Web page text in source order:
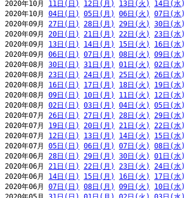
2020年10月 11日(日) 12日(月) 13日(火) 14日(水)
2020年10月 04日(日) 05日(月) 06日(火) 07日(水)
2020年09月 27日(日) 28日(月) 29日(火) 30日(水)
2020年09月 20日(日) 21日(月) 22日(火) 23日(水)
2020年09月 13日(日) 14日(月) 15日(火) 16日(水)
2020年09月 06日(日) 07日(月) 08日(火) 09日(水)
2020年08月 30日(日) 31日(月) 01日(火) 02日(水)
2020年08月 23日(日) 24日(月) 25日(火) 26日(水)
2020年08月 16日(日) 17日(月) 18日(火) 19日(水)
2020年08月 09日(日) 10日(月) 11日(火) 12日(水)
2020年08月 02日(日) 03日(月) 04日(火) 05日(水)
2020年07月 26日(日) 27日(月) 28日(火) 29日(水)
2020年07月 19日(日) 20日(月) 21日(火) 22日(水)
2020年07月 12日(日) 13日(月) 14日(火) 15日(水)
2020年07月 05日(日) 06日(月) 07日(火) 08日(水)
2020年06月 28日(日) 29日(月) 30日(火) 01日(水)
2020年06月 21日(日) 22日(月) 23日(火) 24日(水)
2020年06月 14日(日) 15日(月) 16日(火) 17日(水)
2020年06月 07日(日) 08日(月) 09日(火) 10日(水)